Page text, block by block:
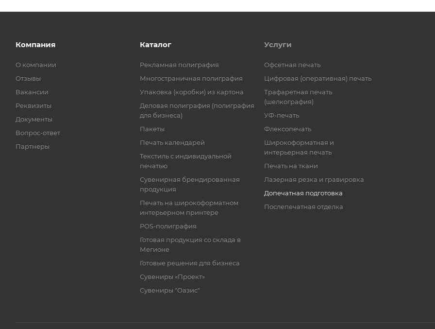
Компания
О компании
Отзывы
Вакансии
Реквизиты
Документы
Вопрос-ответ
Партнеры
Каталог
Рекламная полиграфия
Многостраничная полиграфия
Упаковка (коробки) из картона
Деловая полиграфия (полиграфия
для бизнеса)
Пакеты
Печать календарей
Текстиль с индивидуальной
печатью
Сувенирная брендированная
продукция
Печать на широкоформатном
интерьерном принтере
POS-полиграфия
Готовая продукция со склада в
Мегионе
Готовые решения для бизнеса
Сувениры «Проект»
Сувениры "Оазис"
Услуги
Офсетная печать
Цифровая (оперативная) печать
Трафаретная печать
(шелкография)
УФ-печать
Флексопечать
Широкоформатная и
интерьерная печать
Печать на ткани
Лазерная резка и гравировка
Допечатная подготовка
Послепечатная отделка